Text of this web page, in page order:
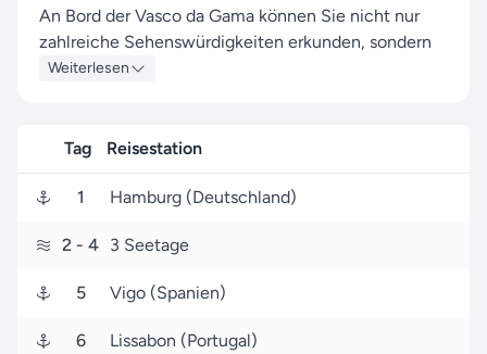
An Bord der Vasco da Gama können Sie nicht nur
zahlreiche Sehenswürdigkeiten erkunden, sondern
auch das Leben an Bord in vollen Zügen genießen.
Teufelsinsel und Oranjestad, die Ihnen authentische
Einblicke und besondere Erlebnisse bieten.
Ihre Reise beginnt am 03. November 2026 in
Hamburg (Deutschland). Nach 80 Tagen erreichen
Sie den Zielhafen Papeete (Französisch-
Polynesien), wo Ihre aufregende Reise endet.
Seereisen.de ist Ihr zuverlässiger Partner für Nicko
Weiterlesen
Tag Reisestation
1 Hamburg (Deutschland)
2 - 4 3 Seetage
5 Vigo (Spanien)
6 Lissabon (Portugal)